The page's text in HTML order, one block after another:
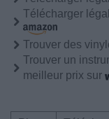
Télécharger
Trouver des
Trouver un
meilleur prix sur